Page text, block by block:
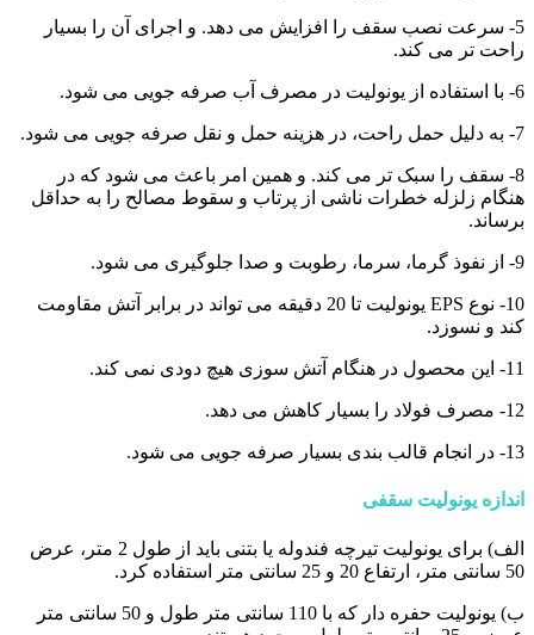
5- سرعت نصب سقف را افزایش می دهد. و اجرای آن را بسیار
راحت تر می کند.
6- با استفاده از یونولیت در مصرف آب صرفه جویی می شود.
7- به دلیل حمل راحت، در هزینه حمل و نقل صرفه جویی می شود.
8- سقف را سبک تر می کند. و همین امر باعث می شود که در
هنگام زلزله خطرات ناشی از پرتاب و سقوط مصالح را به حداقل
برساند.
9- از نفوذ گرما، سرما، رطوبت و صدا جلوگیری می شود.
10- نوع EPS یونولیت تا 20 دقیقه می تواند در برابر آتش مقاومت
کند و نسوزد.
11- این محصول در هنگام آتش سوزی هیچ دودی نمی کند.
12- مصرف فولاد را بسیار کاهش می دهد.
13- در انجام قالب بندی بسیار صرفه جویی می شود.
اندازه یونولیت سقفی
الف) برای یونولیت تیرچه فندوله یا بتنی باید از طول 2 متر، عرض
50 سانتی متر، ارتفاع 20 و 25 سانتی متر استفاده کرد.
ب) یونولیت حفره دار که با 110 سانتی متر طول و 50 سانتی متر